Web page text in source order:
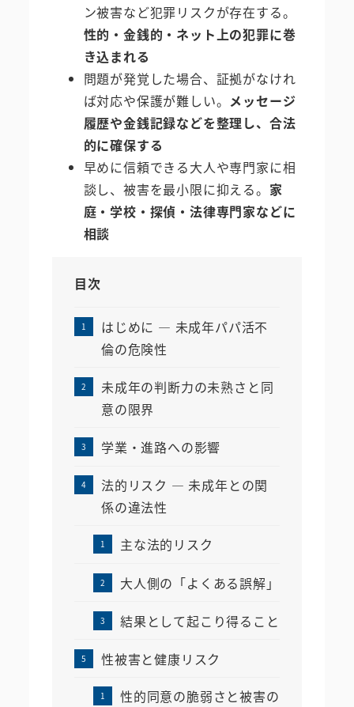
ン被害など犯罪リスクが存在する。
性的・金銭的・ネット上の犯罪に巻
き込まれる
問題が発覚した場合、証拠がなけれ
ば対応や保護が難しい。 メッセージ
履歴や金銭記録などを整理し、合法
的に確保する
早めに信頼できる大人や専門家に相
談し、被害を最小限に抑える。 家
庭・学校・探偵・法律専門家などに
相談
目次
はじめに ― 未成年パパ活不
倫の危険性
未成年の判断力の未熟さと同
意の限界
学業・進路への影響
法的リスク ― 未成年との関
係の違法性
主な法的リスク
大人側の「よくある誤解」
結果として起こり得ること
性被害と健康リスク
性的同意の脆弱さと被害の